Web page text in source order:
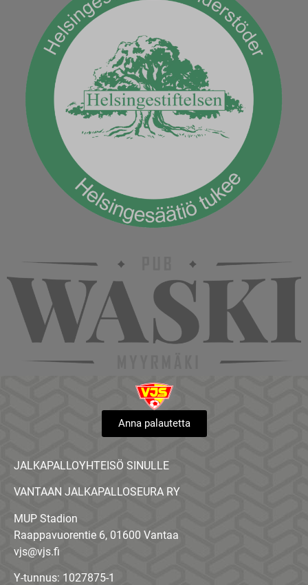
Anna palautetta
JALKAPALLOYHTEISÖ SINULLE
VANTAAN JALKAPALLOSEURA RY
MUP Stadion
Raappavuorentie 6, 01600 Vantaa
vjs@vjs.fi
Y-tunnus: 1027875-1